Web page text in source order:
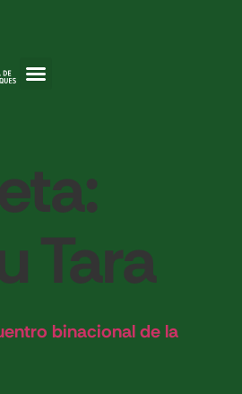
Tara
binacional de la